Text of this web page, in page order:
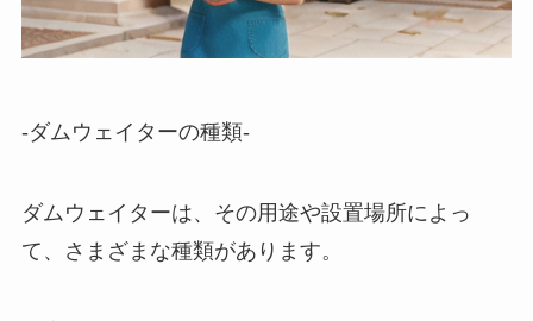
-ダムウェイターの種類-
ダムウェイターは、その用途や設置場所によっ
て、さまざまな種類があります。